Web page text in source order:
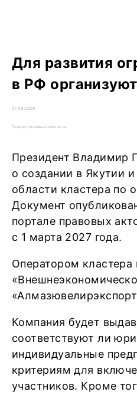
Для развития
в РФ
07.08.2026
Горная промышленность
Президент Владимир
о создании в Якутии
области кластера по
Документ
портале правовых
с 1 марта 2027 года.
Оператором кластера
Компания будет
соответствуют ли
индивидуальные
критериям для
участников. Кроме